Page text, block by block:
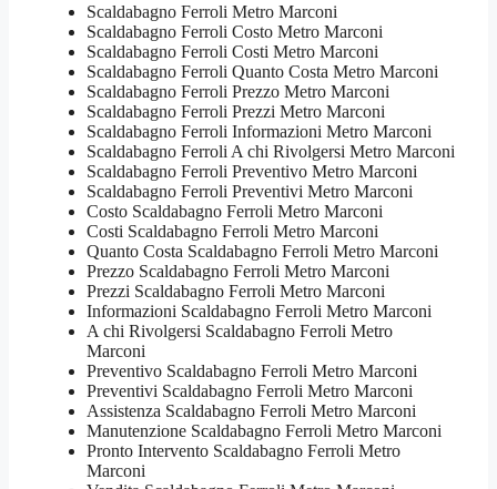
Scaldabagno Ferroli Metro Marconi
Scaldabagno Ferroli Costo Metro Marconi
Scaldabagno Ferroli Costi Metro Marconi
Scaldabagno Ferroli Quanto Costa Metro Marconi
Scaldabagno Ferroli Prezzo Metro Marconi
Scaldabagno Ferroli Prezzi Metro Marconi
Scaldabagno Ferroli Informazioni Metro Marconi
Scaldabagno Ferroli A chi Rivolgersi Metro Marconi
Scaldabagno Ferroli Preventivo Metro Marconi
Scaldabagno Ferroli Preventivi Metro Marconi
Costo Scaldabagno Ferroli Metro Marconi
Costi Scaldabagno Ferroli Metro Marconi
Quanto Costa Scaldabagno Ferroli Metro Marconi
Prezzo Scaldabagno Ferroli Metro Marconi
Prezzi Scaldabagno Ferroli Metro Marconi
Informazioni Scaldabagno Ferroli Metro Marconi
A chi Rivolgersi Scaldabagno Ferroli Metro
Marconi
Preventivo Scaldabagno Ferroli Metro Marconi
Preventivi Scaldabagno Ferroli Metro Marconi
Assistenza Scaldabagno Ferroli Metro Marconi
Manutenzione Scaldabagno Ferroli Metro Marconi
Pronto Intervento Scaldabagno Ferroli Metro
Marconi